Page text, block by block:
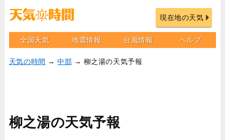
現在地の天気
全国天気 地震情報 台風情報 ヘルプ
天気の時間 →中部 → 柳之湯の天気予報
柳之湯の天気予報